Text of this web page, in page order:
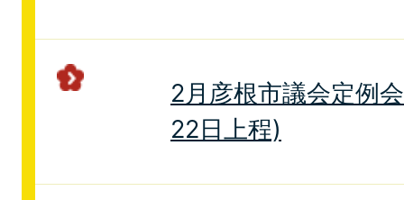
2月彦根市議会定例
22日上程)